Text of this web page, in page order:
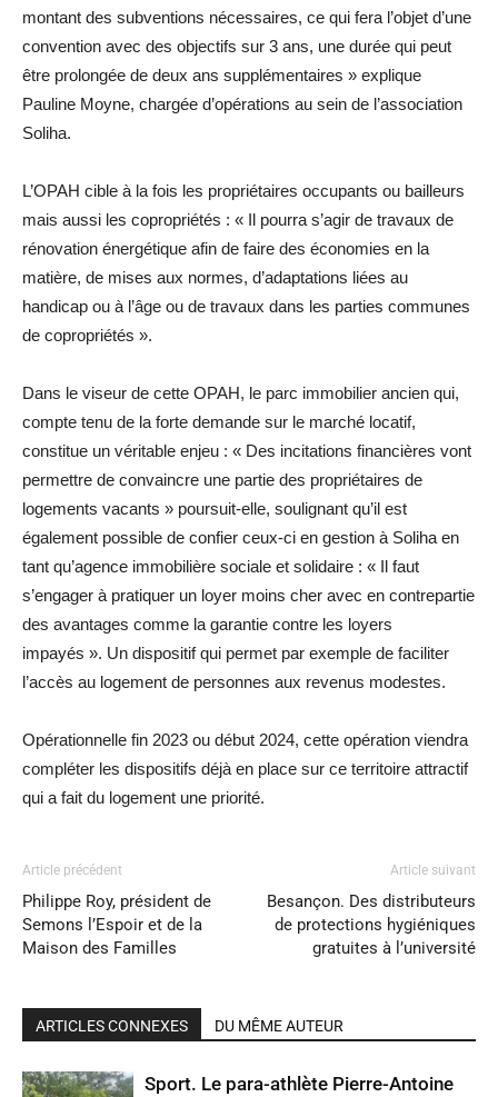
montant des subventions nécessaires, ce qui fera l’objet d’une
convention avec des objectifs sur 3 ans, une durée qui peut
être prolongée de deux ans supplémentaires » explique
Pauline Moyne, chargée d’opérations au sein de l’association
Soliha.
L’OPAH cible à la fois les propriétaires occupants ou bailleurs
mais aussi les copropriétés : « Il pourra s’agir de travaux de
rénovation énergétique afin de faire des économies en la
matière, de mises aux normes, d’adaptations liées au
handicap ou à l’âge ou de travaux dans les parties communes
de copropriétés ».
Dans le viseur de cette OPAH, le parc immobilier ancien qui,
compte tenu de la forte demande sur le marché locatif,
constitue un véritable enjeu : « Des incitations financières vont
permettre de convaincre une partie des propriétaires de
logements vacants » poursuit-elle, soulignant qu’il est
également possible de confier ceux-ci en gestion à Soliha en
tant qu’agence immobilière sociale et solidaire : « Il faut
s’engager à pratiquer un loyer moins cher avec en contrepartie
des avantages comme la garantie contre les loyers
impayés ». Un dispositif qui permet par exemple de faciliter
l’accès au logement de personnes aux revenus modestes.
Opérationnelle fin 2023 ou début 2024, cette opération viendra
compléter les dispositifs déjà en place sur ce territoire attractif
qui a fait du logement une priorité.
Article précédent
Philippe Roy, président de
Semons l’Espoir et de la
Maison des Familles
Article suivant
Besançon. Des distributeurs
de protections hygiéniques
gratuites à l’université
ARTICLES CONNEXES DU MÊME AUTEUR
Sport. Le para-athlète Pierre-Antoine